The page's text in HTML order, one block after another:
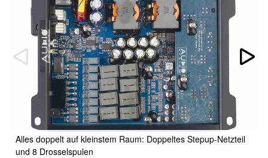
Alles doppelt auf kleinstem Raum: Doppeltes Stepup-Netzteil
und 8 Drosselspulen